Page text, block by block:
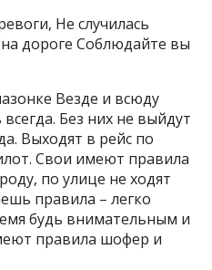
Не случилась
дороге Соблюдайте вы
Везде и всюду
Без них не выйдут
Выходят в рейс по
Свои имеют правила
по улице не ходят
правила – легко
будь внимательным и
правила шофер и